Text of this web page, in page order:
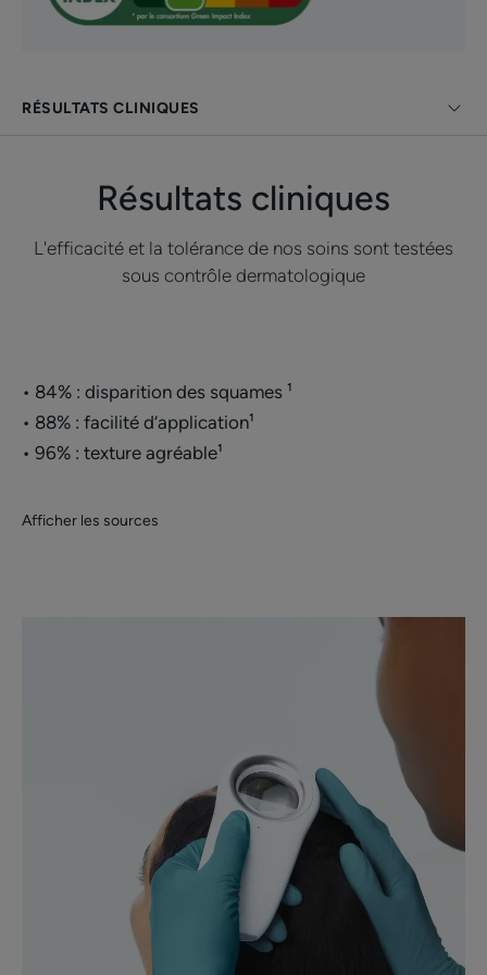
*Hydratation des couches supérieures de l'épiderme
*Etude clinique sur 32 sujets
RÉSULTATS CLINIQUES
Résultats cliniques
L'efficacité et la tolérance de nos soins sont testées
sous contrôle dermatologique
• 84% : disparition des squames ¹
• 88% : facilité d’application¹
• 96% : texture agréable¹
Afficher les sources